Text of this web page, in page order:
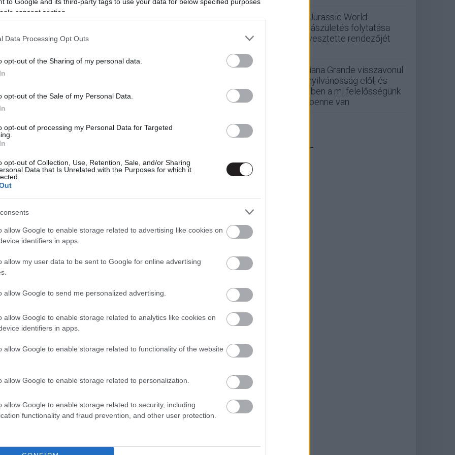
consent section.
Data Processing Opt Outs
opt-out of the Sharing of my personal data.
opt-out of the Sale of my Personal Data.
opt-out of processing my Personal Data for Targeted
opt-out of Collection, Use, Retention, Sale, and/or Sharing
Data that Is Unrelated with the Purposes for which it
allow Google to enable storage related to advertising like cookies on
identifiers in apps.
allow my user data to be sent to Google for online advertising
allow Google to send me personalized advertising.
allow Google to enable storage related to analytics like cookies on
identifiers in apps.
allow Google to enable storage related to functionality of the website
allow Google to enable storage related to personalization.
allow Google to enable storage related to security, including
functionality and fraud prevention, and other user protection.
hogy el kellene halasztani a jövőre tervezett
rajta, ha ebből az elkövetkező évben
lesz valamikor harmadik rész, de a címszereplőt
ügybe
új szériáját, A légikísérőt.
Lorre vígjátéksorozata, az Agymenők (The Big
névsorát bővítette egy Sheldon Cooperrel, de olyan
Johny Galecki, Jim Parsons, Simon Helberg, Kunal
Persze nem véletlenül hagytuk utoljára a Penny-t
sorozatáról szól.
A Jurassic World:
Újjászületés folytatása
elvesztette rendezőjét
Ariana Grande visszavonul
a nyilvánosság elől, és
ebben a mi felelősségünk
is benne van